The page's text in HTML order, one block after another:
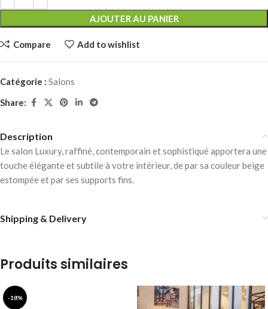
AJOUTER AU PANIER
Compare Add to wishlist
Catégorie : Salons
Share:
Description
Le salon Luxury, raffiné, contemporain et sophistiqué apportera une
touche élégante et subtile à votre intérieur, de par sa couleur beige
estompée et par ses supports fins.
Shipping & Delivery
Produits similaires
-18%